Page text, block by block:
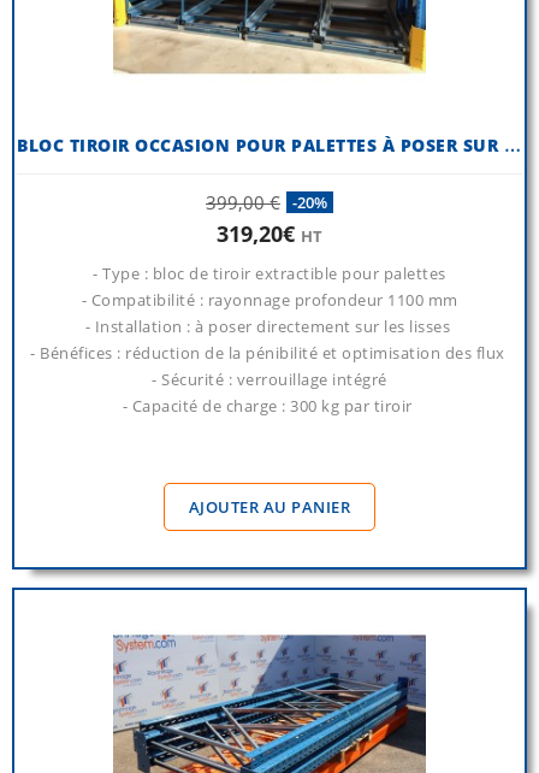
B
LOC TIROIR OCCASION POUR PALETTES À POSER SUR LISSES P 1100 MM
399,00 € -20%
319,20€ HT
- Type : bloc de tiroir extractible pour palettes
- Compatibilité : rayonnage profondeur 1100 mm
- Installation : à poser directement sur les lisses
- Bénéfices : réduction de la pénibilité et optimisation des flux
- Sécurité : verrouillage intégré
- Capacité de charge : 300 kg par tiroir
AJOUTER AU PANIER